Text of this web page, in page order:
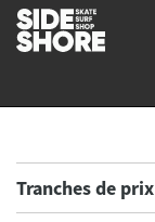
Tranches de prix